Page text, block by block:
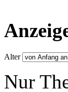
Alter
Nur